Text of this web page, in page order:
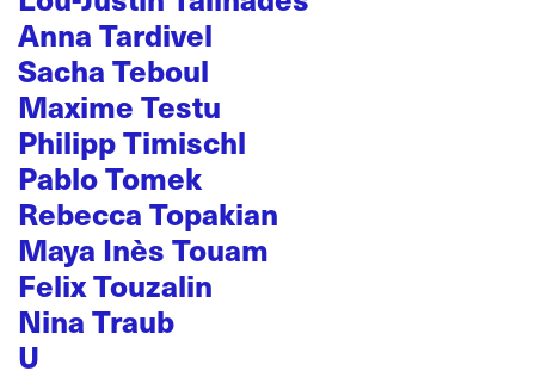
Anna Tardivel
Sacha Teboul
Maxime Testu
Philipp Timischl
Pablo Tomek
Rebecca Topakian
Maya Inès Touam
Felix Touzalin
Nina Traub
U